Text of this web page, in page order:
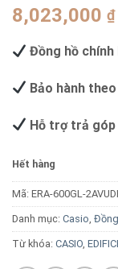
8,023,000 ₫
Đồng hồ chính
Bảo hành
Hỗ trợ trả góp
Hết hàng
Mã: ERA-600GL-
Danh mục: Casio,
Từ khóa: CASIO,